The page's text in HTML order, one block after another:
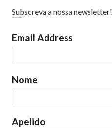
Subscreva a nossa newsletter!
Email Address
Nome
Apelido